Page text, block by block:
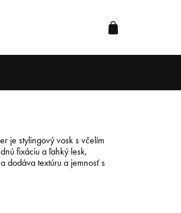
je stylingový vosk s včelím
fixáciu a ľahký lesk,
dodáva textúru a jemnosť s